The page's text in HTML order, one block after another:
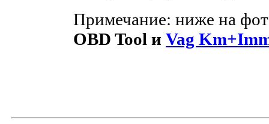
Примечание: ниже на
OBD Tool и Vag